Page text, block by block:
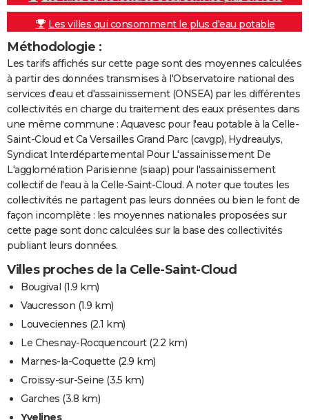
Les villes qui consomment le plus d'eau potable
Méthodologie :
Les tarifs affichés sur cette page sont des moyennes calculées
à partir des données transmises à l'Observatoire national des
services d'eau et d'assainissement (ONSEA) par les différentes
collectivités en charge du traitement des eaux présentes dans
une même commune : Aquavesc pour l'eau potable à la Celle-
Saint-Cloud et Ca Versailles Grand Parc (cavgp), Hydreaulys,
Syndicat Interdépartemental Pour L'assainissement De
L'agglomération Parisienne (siaap) pour l'assainissement
collectif de l'eau à la Celle-Saint-Cloud. A noter que toutes les
collectivités ne partagent pas leurs données ou bien le font de
façon incomplète : les moyennes nationales proposées sur
cette page sont donc calculées sur la base des collectivités
publiant leurs données.
Villes proches de la Celle-Saint-Cloud
Bougival (1.9 km)
Vaucresson (1.9 km)
Louveciennes (2.1 km)
Le Chesnay-Rocquencourt(2.2 km)
Marnes-la-Coquette (2.9 km)
Croissy-sur-Seine (3.5 km)
Garches (3.8 km)
Yvelines